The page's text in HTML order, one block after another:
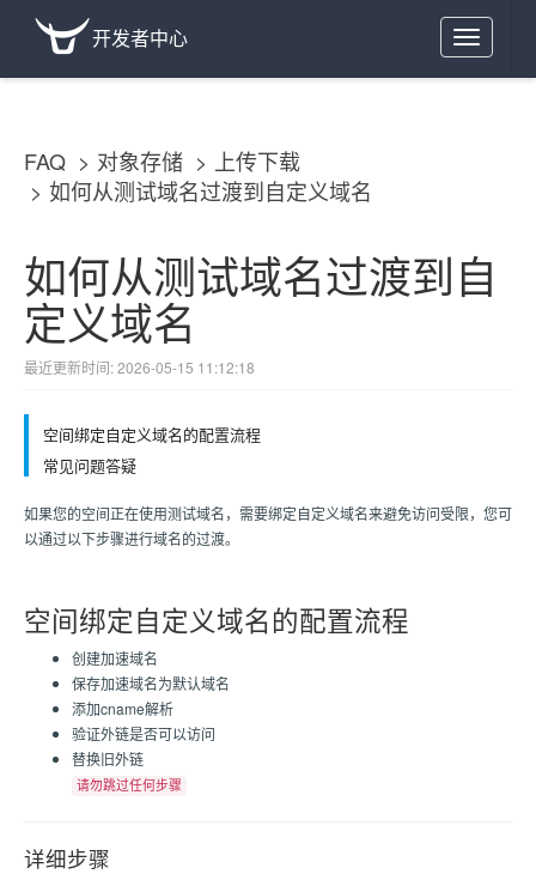
Toggle
navigation
开发者中心
FAQ 对象存储
上传下载
如何从测试域名过渡到自定义域名
如何从测试域名过渡到自
定义域名
最近更新时间: 2026-05-15 11:12:18
空间绑定自定义域名的配置流程
常见问题答疑
如果您的空间正在使用测试域名，需要绑定自定义域名来避免访问受限，您可
以通过以下步骤进行域名的过渡。
空间绑定自定义域名的配置流程
创建加速域名
保存加速域名为默认域名
添加cname解析
验证外链是否可以访问
替换旧外链
请勿跳过任何步骤
详细步骤